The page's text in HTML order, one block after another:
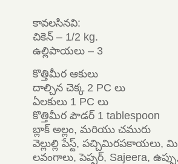
కావలసినవి:
చికెన్ – 1/2 kg.
ఉల్లిపాయలు – 3
కొత్తిమీర ఆకులు
దాల్చిన చెక్క 2 PC లు
ఏలకులు 1 PC లు
కొత్తిమీర పౌడర్ 1 tablespoon
బ్లాక్ అల్లం, మరియు చమురు
వెల్లుల్లి పేస్ట్, పచ్చిమిరపకాయలు,
లవంగాలు, పెప్పర్, Sajeera, ఉప్పు,